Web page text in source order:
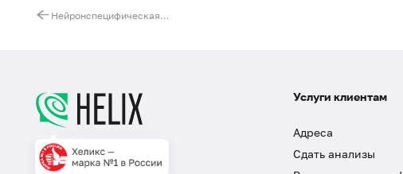
Нейронспецифическая энолаза (NSE)
Услуги клиентам
Адреса
Сдать анализы